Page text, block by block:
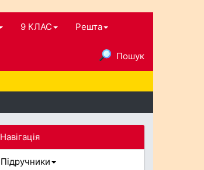
9 КЛАС Решта
Пошук
Навігація
Підручники